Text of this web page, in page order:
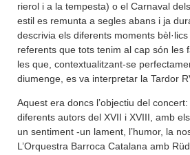
rierol i a la tempesta) o el Carnaval
estil es remunta a segles abans i ja
descrivia els diferents moments
referents que tots tenim al cap són les
les que, contextualitzant-se
diumenge, es va interpretar la Tardor
Aquest era doncs l’objectiu del
diferents autors del XVII i XVIII, amb
un sentiment -un lament, l’humor, la
L’Orquestra Barroca Catalana amb